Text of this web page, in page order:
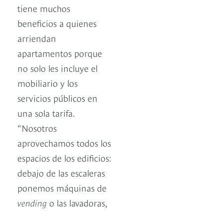
tiene muchos
beneficios a quienes
arriendan
apartamentos porque
no solo les incluye el
mobiliario y los
servicios públicos en
una sola tarifa.
“Nosotros
aprovechamos todos los
espacios de los edificios:
debajo de las escaleras
ponemos máquinas de
vending o las lavadoras,